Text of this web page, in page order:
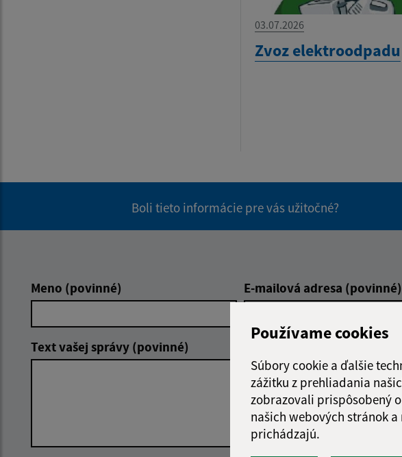
Používame cookies
Súbory cookie a ďalšie
zážitku z prehliadania
zobrazovali prispôsobený
našich webových stránok
prichádzajú.
03.07.2026
Zvoz elektroodpadu
Boli tieto informácie pre vás užitočné?
Meno (povinné) E-mailová adresa (povinné)
Text vašej správy (povinné)